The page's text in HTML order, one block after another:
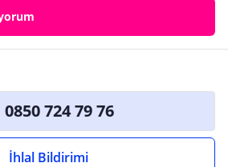
0850 724 79 76
İhlal Bildirimi